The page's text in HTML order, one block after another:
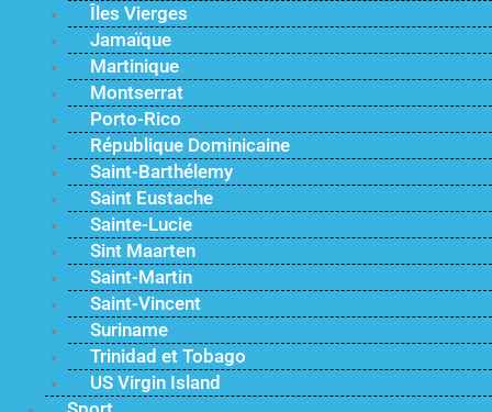
Îles Vierges
Jamaïque
Martinique
Montserrat
Porto-Rico
République Dominicaine
Saint-Barthélemy
Saint Eustache
Sainte-Lucie
Sint Maarten
Saint-Martin
Saint-Vincent
Suriname
Trinidad et Tobago
US Virgin Island